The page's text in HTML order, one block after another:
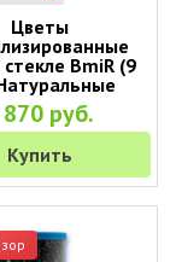
Цветы
BmiR (9
в вакууме
руб.
Купить